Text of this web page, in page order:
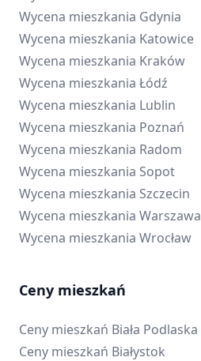
Wycena mieszkania Gdynia
Wycena mieszkania Katowice
Wycena mieszkania Kraków
Wycena mieszkania Łódź
Wycena mieszkania Lublin
Wycena mieszkania Poznań
Wycena mieszkania Radom
Wycena mieszkania Sopot
Wycena mieszkania Szczecin
Wycena mieszkania Warszawa
Wycena mieszkania Wrocław
Ceny mieszkań
Ceny mieszkań Biała Podlaska
Ceny mieszkań Białystok